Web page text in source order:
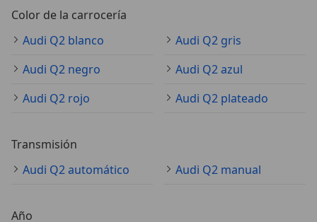
Color de la carrocería
Audi Q2 blanco
Audi Q2 gris
Audi Q2 negro
Audi Q2 azul
Audi Q2 rojo
Audi Q2 plateado
Transmisión
Audi Q2 automático
Audi Q2 manual
Año